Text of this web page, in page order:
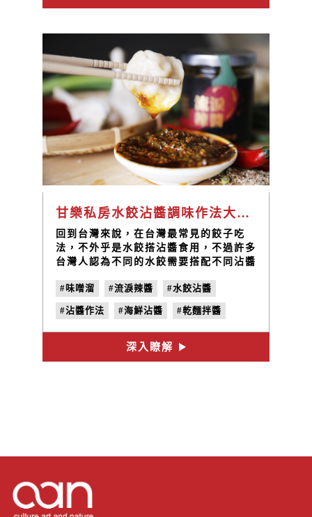
甘樂私房水餃沾醬調味作法大公開，不可缺少的禾乃川味噌溜與流淚辣醬
回到台灣來說，在台灣最常見的餃子吃
法，不外乎是水餃搭沾醬食用，不過許多
台灣人認為不同的水餃需要搭配不同沾醬
#味噌溜
#流淚辣醬 #水餃沾醬
#沾醬作法 #海鮮沾醬 #乾麵拌醬
#醬料調配
深入瞭解